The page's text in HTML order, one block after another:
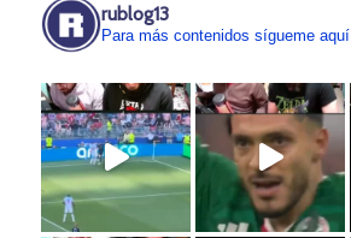
rublog13
Para más contenidos sígueme aquí.